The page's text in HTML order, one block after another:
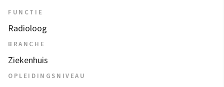
FUNCTIE
Radioloog
BRANCHE
Ziekenhuis
OPLEIDINGSNIVEAU